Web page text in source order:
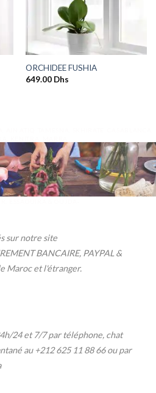
ORCHIDEE FUSHIA
649.00 Dhs
sur notre site
BANCAIRE, PAYPAL &
Maroc et l'étranger.
24 et 7/7par téléphone, chat
au +212 625 11 88 66 ou par